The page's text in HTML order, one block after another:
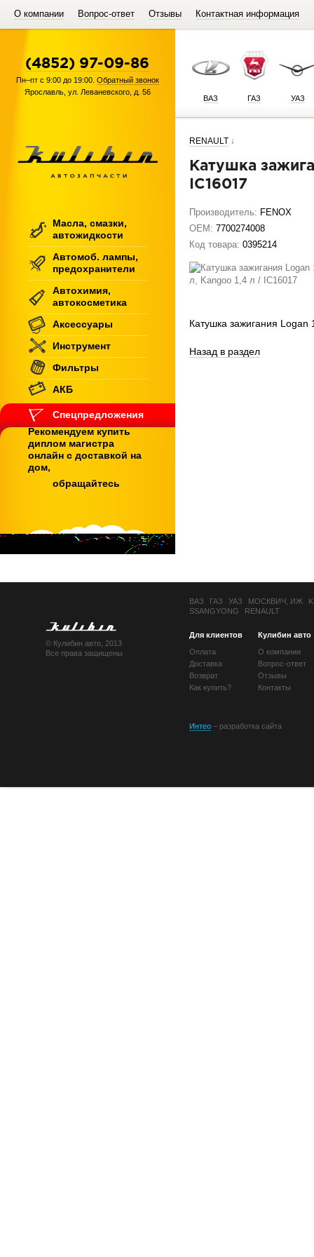
О компании Вопрос-ответ Отзывы Контактная информация
ВАЗ ГАЗ УАЗ
RENAULT ↓
Катушка зажигания Logan 1,4-1,6 л, Clio II 1,4 л, Kangoo 1,4 л /
IC16017
Производитель: FENOX
OEM: 7700274008
Код товара: 0395214
Катушка зажигания
Назад в раздел
(4852) 97-09-86
Пн–пт с 9:00 до 19:00. Обратный звонок
Ярославль ул. Леваневского, д. 56
Масла, смазки,
автожидкости
Автомоб. лампы,
предохранители
Автохимия,
автокосметика
Аксессуары
Инструмент
Фильтры
АКБ
Спецпредложения
Рекомендуем купить
диплом магистра
онлайн с доставкой на
дом,
обращайтесь
ВАЗ ГАЗ УАЗ МОСКВИЧ, ИЖ
SSANGYONG
RENAULT
Для клиентов
Кулибин авто
Оплата
Доставка
Возврат
Как купить?
О компании
Вопрос-ответ
Отзывы
Контакты
Интео – разработка сайта
© Кулибин авто, 2013
Все права защищены